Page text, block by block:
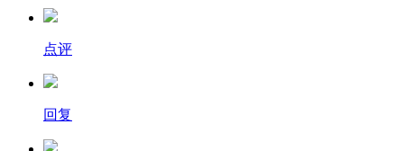
点评
回复